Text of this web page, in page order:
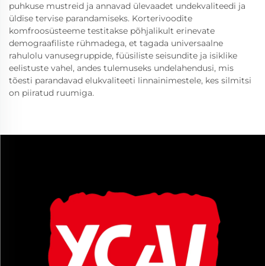
puhkuse mustreid ja annavad ülevaadet undekvaliteedi ja
üldise tervise parandamiseks. Korterivoodite
komfroosüsteeme testitakse põhjalikult erinevate
demograafiliste rühmadega, et tagada universaalne
rahulolu vanusegruppide, füüsiliste seisundite ja isiklike
eelistuste vahel, andes tulemuseks undelahendusi, mis
tõesti parandavad elukvaliteeti linnainimestele, kes silmitsi
on piiratud ruumiga.